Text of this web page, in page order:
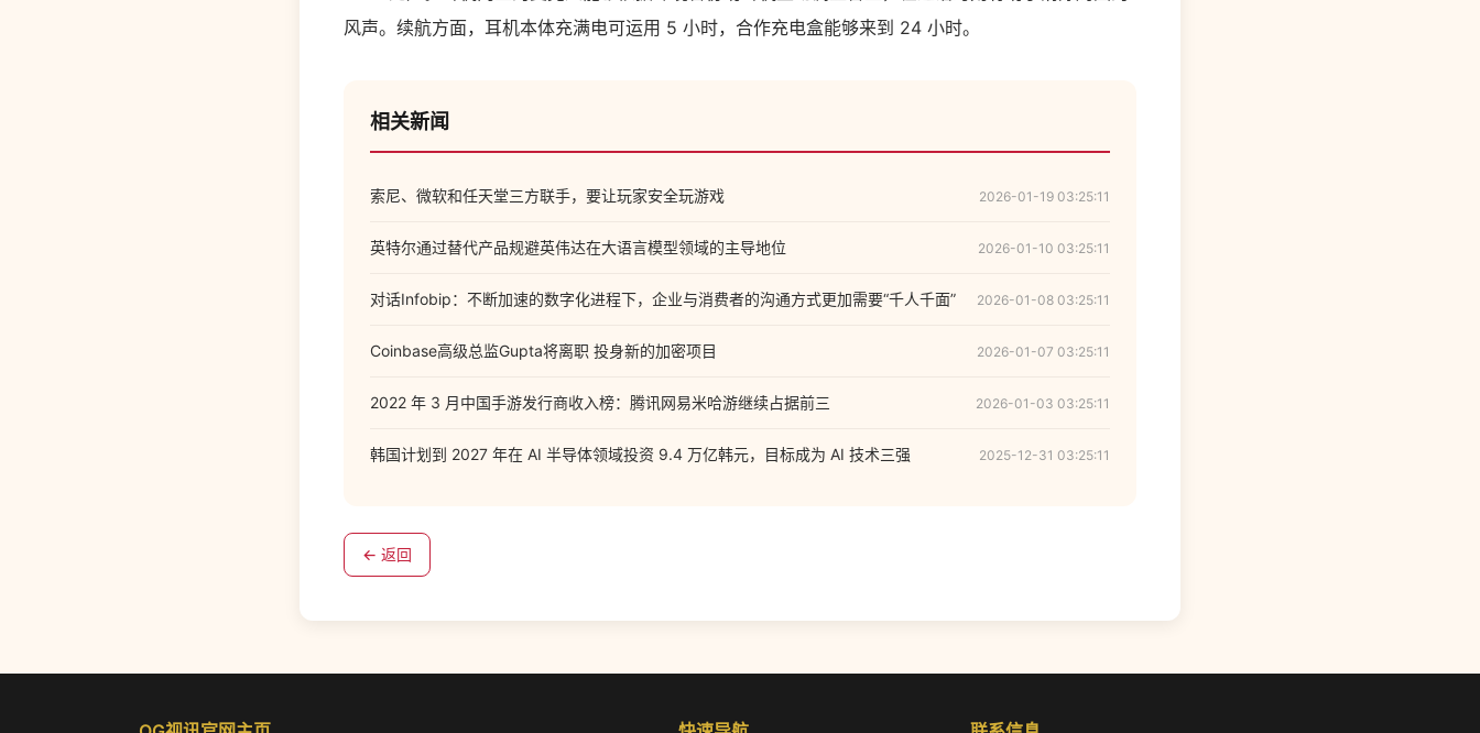
风声。续航方面，耳机本体充满电可运用 5 小时，合作充电盒能够来到 24 小时。
相关新闻
索尼、微软和任天堂三方联手，要让玩家安全玩游戏 2026-01-19 03:25:11
英特尔通过替代产品规避英伟达在大语言模型领域的主导地位 2026-01-10 03:25:11
对话Infobip：不断加速的数字化进程下，企业与消费者的沟通方式更加需要“千人千面” 2026-01-08 03:25:11
Coinbase高级总监Gupta将离职 投身新的加密项目 2026-01-07 03:25:11
2022 年 3 月中国手游发行商收入榜：腾讯网易米哈游继续占据前三 2026-01-03 03:25:11
韩国计划到 2027 年在 AI 半导体领域投资 9.4 万亿韩元，目标成为 AI 技术三强 2025-12-31 03:25:11
← 返回